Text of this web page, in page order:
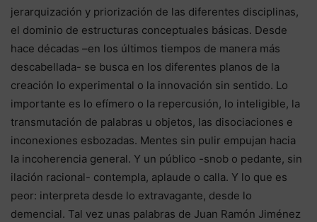
jerarquización y priorización de las diferentes disciplinas,
el dominio de estructuras conceptuales básicas. Desde
hace décadas –en los últimos tiempos de manera más
descabellada- se busca en los diferentes planos de la
creación lo experimental o la innovación sin sentido. Lo
importante es lo efímero o la repercusión, lo inteligible, la
transmutación de palabras u objetos, las disociaciones e
inconexiones esbozadas. Mentes sin pulir empujan hacia
la incoherencia general. Y un público -snob o pedante, sin
ilación racional- contempla, aplaude o calla. Y lo que es
peor: interpreta desde lo extravagante, desde lo
demencial. Tal vez unas palabras de Juan Ramón Jiménez